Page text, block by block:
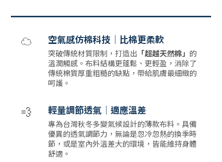
☁️ 空氣感仿棉科技｜比棉更柔軟
突破傳統材質限制，打造出 「超越天然棉」 的
溫潤觸感。布料結構更蓬鬆、更輕盈，消除了
傳統棉質厚重粗糙的缺點，帶給肌膚最細緻的
呵護。
💨 輕量調節透氣｜適應溫差
專為台灣秋冬多變氣候設計的薄款布料。具備
優異的透氣調節力，無論是忽冷忽熱的換季時
節，或是室內外溫差大的環境，皆能維持身體
舒適。